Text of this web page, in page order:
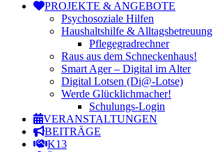
PROJEKTE & ANGEBOTE
Psychosoziale Hilfen
Haushaltshilfe & Alltagsbetreuung
Pflegegradrechner
Raus aus dem Schneckenhaus!
Smart Ager – Digital im Alter
Digital Lotsen (Di@-Lotse)
Werde Glücklichmacher!
Schulungs-Login
VERANSTALTUNGEN
BEITRÄGE
K13